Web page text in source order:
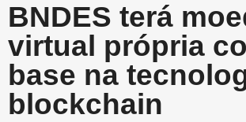
BNDES terá
virtual própria
base na
blockchain